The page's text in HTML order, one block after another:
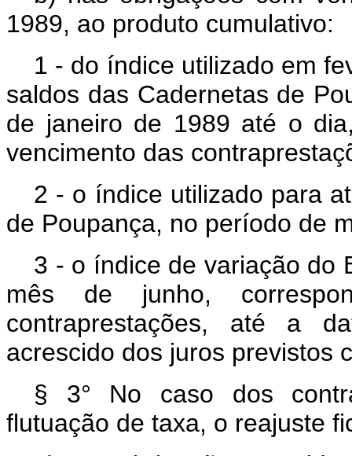
1989, ao produto cumulativo:
1 - do índice utilizado em
saldos das Cadernetas de
de janeiro de 1989 até o
vencimento das
2 - o índice utilizado para
de Poupança, no período de
3 - o índice de variação do
mês de junho,
contraprestações, até a
acrescido dos juros previstos
§ 3° No caso dos
flutuação de taxa, o reajuste